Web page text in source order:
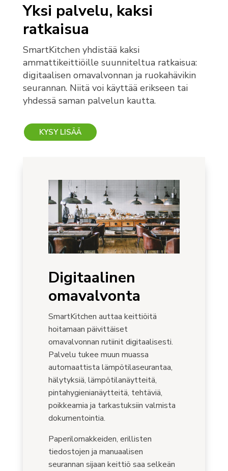
Yksi palvelu, kaksi
ratkaisua
SmartKitchen yhdistää kaksi
ammattikeittiöille suunniteltua ratkaisua:
digitaalisen omavalvonnan ja ruokahävikin
seurannan. Niitä voi käyttää erikseen tai
yhdessä saman palvelun kautta.
KYSY LISÄÄ
Digitaalinen
omavalvonta
SmartKitchen auttaa keittiöitä
hoitamaan päivittäiset
omavalvonnan rutiinit digitaalisesti.
Palvelu tukee muun muassa
automaattista lämpötilaseurantaa,
hälytyksiä, lämpötilanäytteitä,
pintahygienianäytteitä, tehtäviä,
poikkeamia ja tarkastuksiin valmista
dokumentointia.
Paperilomakkeiden, erillisten
tiedostojen ja manuaalisen
seurannan sijaan keittiö saa selkeän